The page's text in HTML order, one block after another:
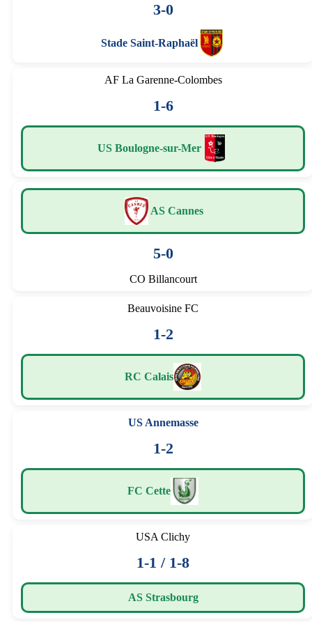
3-0
Stade Saint-Raphaël
AF La Garenne-Colombes
1-6
US Boulogne-sur-Mer
AS Cannes
5-0
CO Billancourt
Beauvoisine FC
1-2
RC Calais
US Annemasse
1-2
FC Cette
USA Clichy
1-1 / 1-8
AS Strasbourg